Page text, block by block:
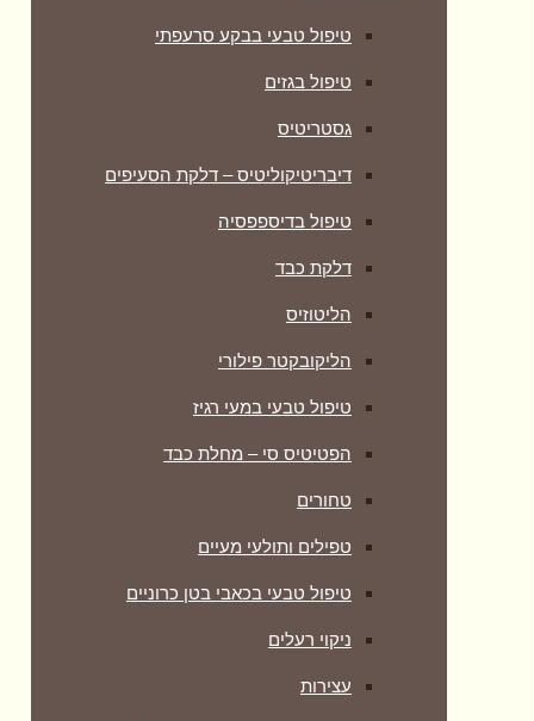
טיפול טבעי בבקע סרעפתי
טיפול בגזים
גסטריטיס
דיבריטיקוליטיס – דלקת הסעיפים
טיפול בדיספפסיה
דלקת כבד
הליטוזיס
הליקובקטר פילורי
טיפול טבעי במעי רגיז
הפטיטיס סי – מחלת כבד
טחורים
טפילים ותולעי מעיים
טיפול טבעי בכאבי בטן כרוניים
ניקוי רעלים
עצירות